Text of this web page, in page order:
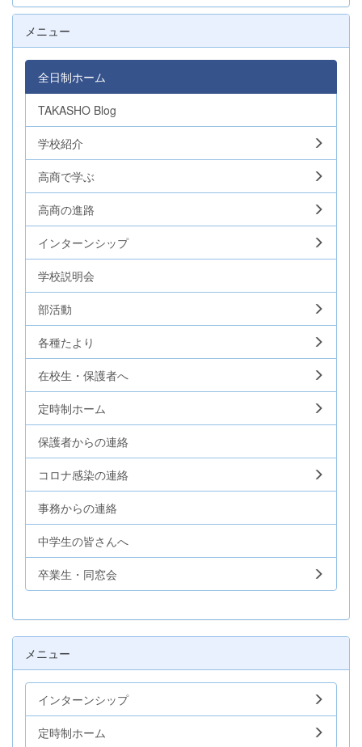
メニュー
全日制ホーム
TAKASHO Blog
学校紹介
高商で学ぶ
高商の進路
インターンシップ
学校説明会
部活動
各種たより
在校生・保護者へ
定時制ホーム
保護者からの連絡
コロナ感染の連絡
事務からの連絡
中学生の皆さんへ
卒業生・同窓会
メニュー
インターンシップ
定時制ホーム